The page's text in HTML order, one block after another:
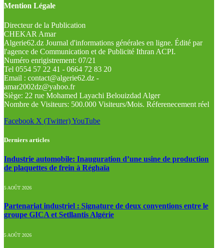
Mention Légale
Directeur de la Publication
CHEKAR Amar
Algerie62.dz Journal d'informations générales en ligne. Édité par
l'agence de Communication et de Publicité Ithran ACPI.
Numéro enrigistrement: 07/21
Tel 0554 57 22 41 - 0664 72 83 20
Email : contact@algerie62.dz -
amar2002dz@yahoo.fr
Siège: 22 rue Mohamed Layachi Belouizdad Alger
Nombre de Visiteurs: 500.000 Visiteurs/Mois. Réferenecement réel
Facebook X (Twitter)YouTube
Derniers articles
Industrie automobile: Inauguration d’une usine de production
de plaquettes de frein à Réghaïa
5 AOÛT 2026
Partenariat industriel : Signature de deux conventions entre le
groupe GICA et Setllantis Algérie
5 AOÛT 2026